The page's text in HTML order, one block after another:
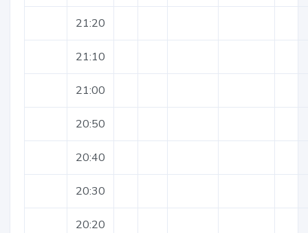
21:20
21:10
21:00
20:50
20:40
20:30
20:20